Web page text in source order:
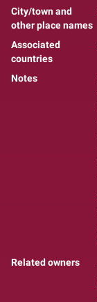
City/town and
other place names
Associated
countries
Notes
Related owners